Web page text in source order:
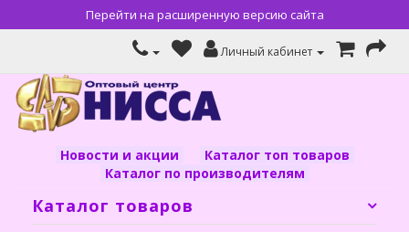
Перейти на расширенную версию сайта
Личный кабинет
Новости и акции
Каталог топ товаров
Каталог по производителям
Каталог товаров